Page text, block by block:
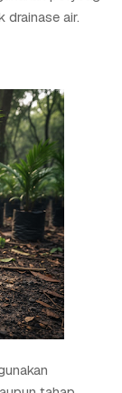
drainase air.